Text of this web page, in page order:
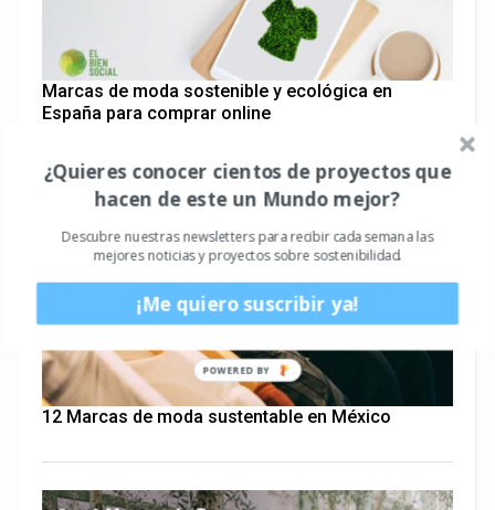
Marcas de moda sostenible y ecológica en
España para comprar online
12 Marcas de moda sustentable en México
¿Quieres conocer cientos de proyectos que
hacen de este un Mundo mejor?
Descubre nuestras newsletters para recibir cada semana las
mejores noticias y proyectos sobre sostenibilidad.
¡Me quiero suscribir ya!
POWERED BY